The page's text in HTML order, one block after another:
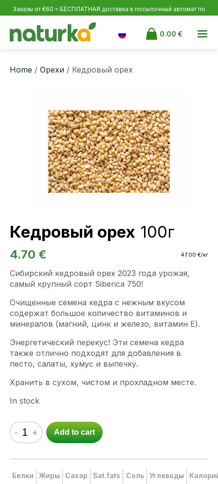
Заказы от €60 = БЕСПЛАТНАЯ доставка в посылочный автомат по
0.00€
Home / Орехи / Кедровый орех
Кедровый орех 100г
4.70 € 47.00 €/кг
Сибирский кедровый орех 2023 года урожая,
самый крупный сорт Siberica 750!
Очищенные семена кедра с нежным вкусом
содержат большое количество витаминов и
минералов (магний, цинк и железо, витамин Е).
Энергетический перекус! Эти семена кедра
также отлично подходят для добавления в
песто, салаты, хумус и выпечку.
Хранить в сухом, чистом и прохладном месте.
In stock
- + Add to cart
Белки Жиры Сахар Sat.fats Соль Углеводы